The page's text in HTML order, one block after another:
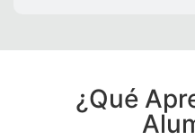
¿Qué